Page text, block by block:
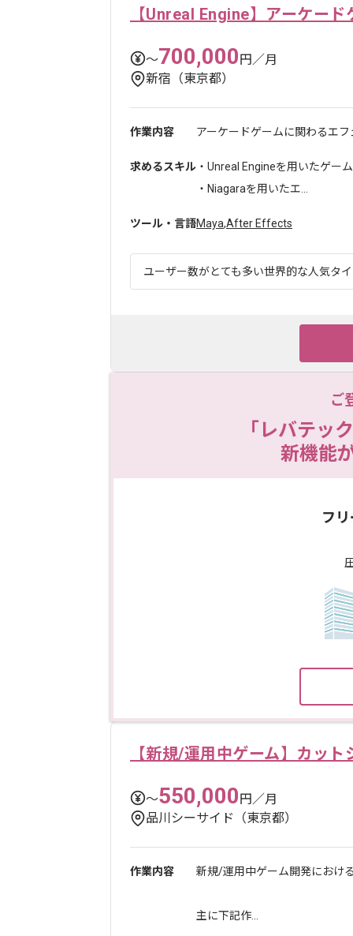
【Unreal Engine】アーケー
〜700,000円／月
新宿（東京都）
作業内容 アーケードゲームに関わるエ
求めるスキル ・Unreal Engineを用いたゲー
・Niagaraを用いたエ...
ツール・言語Maya,After Effects
ユーザー数がとても多い世界的な人気タ
ご
「レバテッ
新機能
フ
【新規/運用中ゲーム】カッ
〜550,000円／月
品川シーサイド（東京都）
作業内容 新規/運用中ゲーム開発におけ
主に下記作...